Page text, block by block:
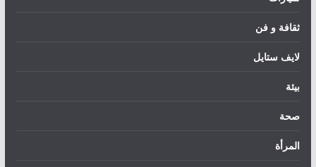
ثقافة و فن
لايف ستايل
بيئة
صحة
المرأة